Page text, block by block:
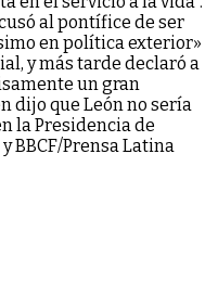
al pontífice de ser
en política exterior»
y más tarde declaró a
un gran
dijo que León no sería
la Presidencia de
BBCF/Prensa Latina